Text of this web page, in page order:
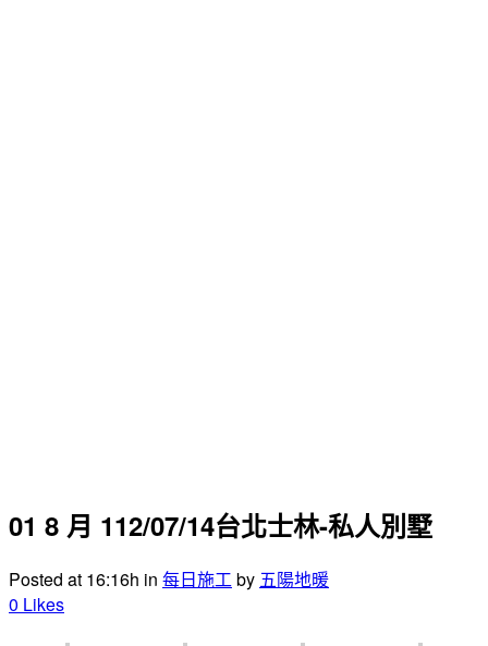
01 8 月 112/07/14台北士林-私人別墅
Posted at 16:16h in 每日施工by 五陽地暖
0 Likes